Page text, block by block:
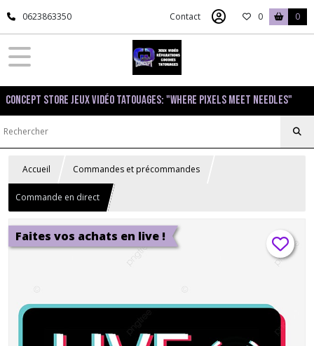
0623863350 Contact 0 0
Concept Store Jeux Vidéo Tatouages: "Where pixels meet needles"
Accueil Commandes et précommandes
Commande en direct
Faites vos achats en live !